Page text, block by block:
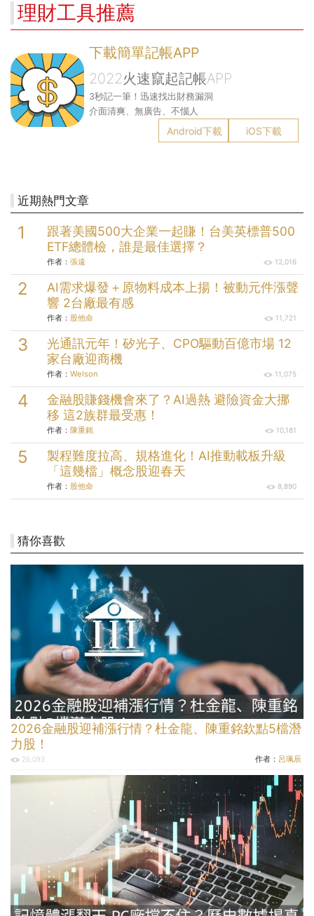
理財工具推薦
下載簡單記帳APP
2022火速竄起記帳APP
3秒記一筆！迅速找出財務漏洞
介面清爽、無廣告、不惱人
Android下載 iOS下載
近期熱門文章
跟著美國500大企業一起賺！台美英標普500
ETF總體檢，誰是最佳選擇？
作者： 張遠 12,016
AI需求爆發＋原物料成本上揚！被動元件漲聲
響 2台廠最有感
作者： 股他命 11,721
光通訊元年！矽光子、CPO驅動百億市場 12
家台廠迎商機
作者： Welson 11,075
金融股賺錢機會來了？AI過熱 避險資金大挪
移 這2族群最受惠！
作者： 陳重銘 10,181
製程難度拉高、規格進化！AI推動載板升級
「這幾檔」概念股迎春天
作者： 股他命 8,890
猜你喜歡
2026金融股迎補漲行情？杜金龍、陳重銘欽點5檔潛
力股！
26,093 作者： 呂珮辰